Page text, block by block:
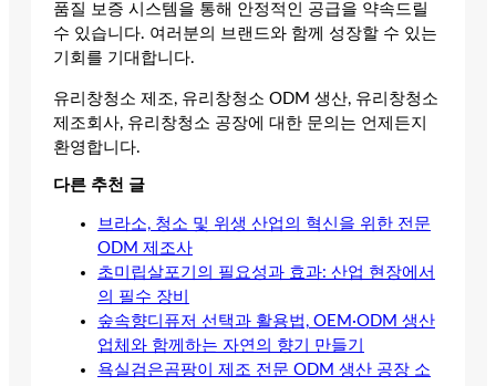
품질 보증 시스템을 통해 안정적인 공급을 약속드릴
수 있습니다. 여러분의 브랜드와 함께 성장할 수 있는
기회를 기대합니다.
유리창청소 제조, 유리창청소 ODM 생산, 유리창청소
제조회사, 유리창청소 공장에 대한 문의는 언제든지
환영합니다.
다른 추천 글
브라소, 청소 및 위생 산업의 혁신을 위한 전문
ODM 제조사
초미립살포기의 필요성과 효과: 산업 현장에서
의 필수 장비
숲속향디퓨저 선택과 활용법, OEM·ODM 생산
업체와 함께하는 자연의 향기 만들기
욕실검은곰팡이 제조 전문 ODM 생산 공장 소